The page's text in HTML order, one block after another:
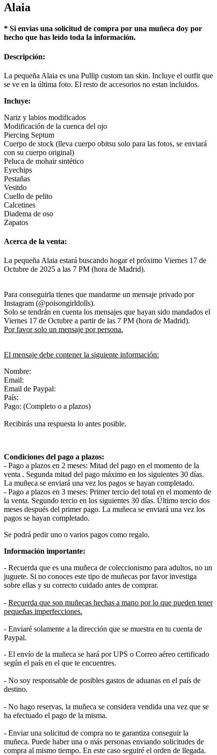
Alaia
* Si envias una solicitud de compra por una muñeca doy por
hecho que has leído toda la información.
Descripción:
La pequeña Alaia es una Pullip custom tan skin. Incluye el outfit que
se ve en la última foto. El resto de accesorios no estan incluidos.
Incluye:
Nariz y labios modificados
Modificación de la cuenca del ojo
Piercing Septum
Cuerpo de stock (lleva cuerpo obitsu solo para las fotos, se enviará
con su cuerpo original)
Peluca de mohair sintético
Eyechips
Pestañas
Vesitdo
Cuello de pelito
Calcetines
Diadema de oso
Zapatos
Acerca de la venta:
La pequeña Alaia estará buscando hogar el próximo Viernes 17 de
Octubre de 2025 a las 7 PM (hora de Madrid).
Para conseguirla tienes que mandarme un mensaje privado por
Instagram (@poisongirldolls).
Solo se tendrán en cuenta los mensajes que hayan sido mandados el
Viernes 17 de Octubre a partir de las 7 PM (hora de Madrid).
Por favor solo un mensaje por persona.
El mensaje debe contener la siguiente información:
Nombre:
Email:
Email de Paypal:
País:
Pago: (Completo o a plazos)
Recibirás una respuesta lo antes posible.
Condiciones del pago a plazos:
- Pago a plazos en 2 meses: Mitad del pago en el momento de la
venta . Segunda mitad del pago máximo en los siguientes 30 días.
La muñeca se enviará una vez los pagos se hayan completado.
- Pago a plazos en 3 meses: Primer tercio del total en el momento de
la venta. Segundo tercio en los siguientes 30 días. Último tercio dos
meses después del primer pago. La muñeca se enviará una vez los
pagos se hayan completado.
Se podrá pedir uno o varios pagos como regalo.
Información importante:
- Recuerda que es una muñeca de coleccionismo para adultos, no un
juguete. Si no conoces este tipo de muñecas por favor investiga
sobre ellas y su correcto cuidado antes de comprar.
- Recuerda que son muñecas hechas a mano por lo que pueden tener
pequeñas imperfecciones.
- Enviaré solamente a la dirección que se muestra en tu cuenta de
Paypal.
- El envío de la muñeca se hará por UPS o Correo aéreo certificado
según el país en el que te encuentres.
- No soy responsable de posibles gastos de aduanas en el país de
destino.
- No hago reservas, la muñeca se considera vendida una vez que se
ha efectuado el pago de la misma.
- Enviar una solicitud de compra no te garantiza conseguir la
muñeca. Puede haber una o más personas enviando solicitudes de
compra al mismo tiempo. En este caso seguiré el orden de llegada.